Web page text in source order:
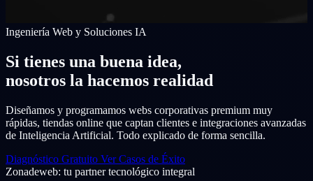
Ingeniería Web y Soluciones IA
Si tienes una buena idea,
nosotros la hacemos realidad
Diseñamos y programamos webs corporativas premium muy
rápidas, tiendas online que captan clientes e integraciones avanzadas
de Inteligencia Artificial. Todo explicado de forma sencilla.
Diagnóstico Gratuito Ver Casos de Éxito
Zonadeweb: tu partner tecnológico integral